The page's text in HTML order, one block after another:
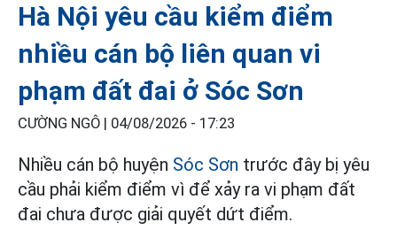
Hà Nội yêu cầu kiểm điểm
nhiều cán bộ liên quan vi
phạm đất đai ở Sóc Sơn
CƯỜNG NGÔ | 04/08/2026 - 17:23
Nhiều cán bộ huyện Sóc Sơn trước đây bị yêu
cầu phải kiểm điểm vì để xảy ra vi phạm đất
đai chưa được giải quyết dứt điểm.